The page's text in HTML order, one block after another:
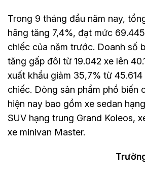
Trong 9 tháng đầu năm nay,
hãng tăng 7,4%, đạt mức
chiếc của năm trước. Doanh số
tăng gấp đôi từ 19.042 xe lên
xuất khẩu giảm 35,7% từ
chiếc. Dòng sản phẩm phổ biến
hiện nay bao gồm xe sedan
SUV hạng trung Grand Koleos,
xe minivan Master.